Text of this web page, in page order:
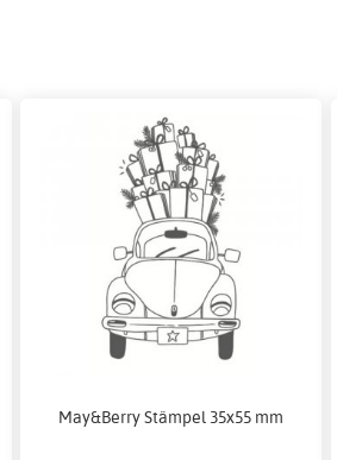
May&Berry Stämpel 35x55 mm